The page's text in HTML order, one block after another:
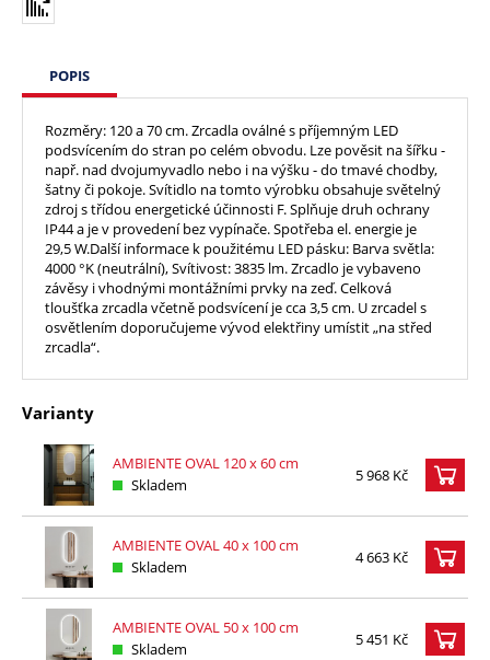
POPIS
Rozměry: 120 a 70 cm. Zrcadla oválné s příjemným LED
podsvícením do stran po celém obvodu. Lze pověsit na šířku -
např. nad dvojumyvadlo nebo i na výšku - do tmavé chodby,
šatny či pokoje. Svítidlo na tomto výrobku obsahuje světelný
zdroj s třídou energetické účinnosti F. Splňuje druh ochrany
IP44 a je v provedení bez vypínače. Spotřeba el. energie je
29,5 W.Další informace k použitému LED pásku: Barva světla:
4000 °K (neutrální), Svítivost: 3835 lm. Zrcadlo je vybaveno
závěsy i vhodnými montážními prvky na zeď. Celková
tloušťka zrcadla včetně podsvícení je cca 3,5 cm. U zrcadel s
osvětlením doporučujeme vývod elektřiny umístit „na střed
zrcadla“.
Varianty
AMBIENTE OVAL 120 x 60 cm
Skladem
5 968 Kč
AMBIENTE OVAL 40 x 100 cm
Skladem
4 663 Kč
AMBIENTE OVAL 50 x 100 cm
Skladem
5 451 Kč